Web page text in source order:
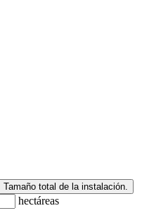
Tamaño total de la instalación.
hectáreas